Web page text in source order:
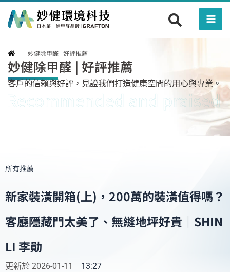
跳
妙健除甲醛 | 好評推薦
妙健除甲醛 | 好評推薦
客戶的信賴與好評，見證我們打造健康空間的用心與專業。
所有推薦
新家裝潢開箱(上)，200萬的裝潢值得嗎？
客廳隱藏門太美了、無縫地坪好貴｜SHIN
LI 李勛
更新於 2026-01-11 13:27